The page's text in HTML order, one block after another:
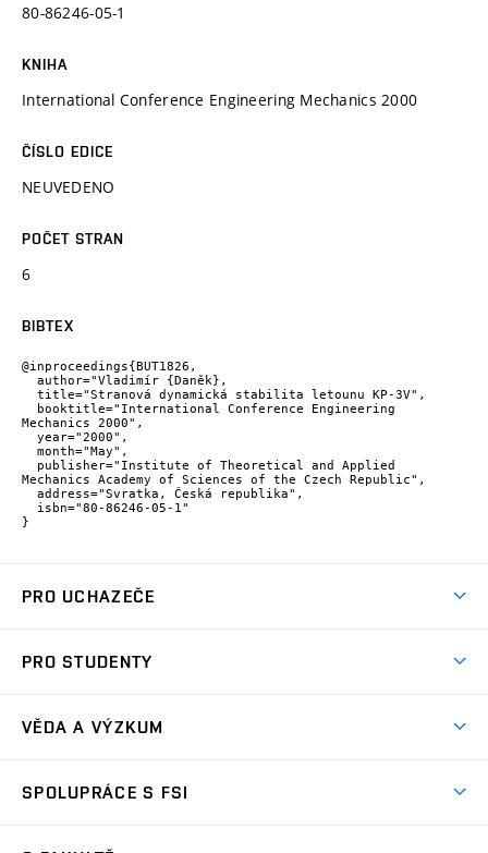
80-86246-05-1
KNIHA
International Conference Engineering Mechanics 2000
ČÍSLO EDICE
NEUVEDENO
POČET STRAN
6
BIBTEX
@inproceedings{BUT1826,
Mechanics 2000",
Mechanics Academy of Sciences of the Czech Republic",
}
PRO UCHAZEČE
Ambasadoři studia
Zápisy
PRO STUDENTY
Studijní předpisy
VĚDA A VÝZKUM
Oblasti výzkumu
SPOLUPRÁCE S FSI